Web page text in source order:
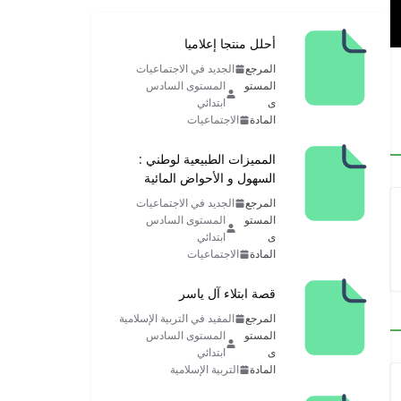
أحلل منتجا إعلاميا
المرجع
الجديد في الاجتماعيات
المستو
ى
المستوى السادس
ابتدائي
المادة
الاجتماعيات
المميزات الطبيعية لوطني :
السهول و الأحواض المائية
المرجع
الجديد في الاجتماعيات
المستو
ى
المستوى السادس
ابتدائي
المادة
الاجتماعيات
قصة ابتلاء آل ياسر
المرجع
المفيد في التربية الإسلامية
المستو
ى
المستوى السادس
ابتدائي
المادة
التربية الإسلامية